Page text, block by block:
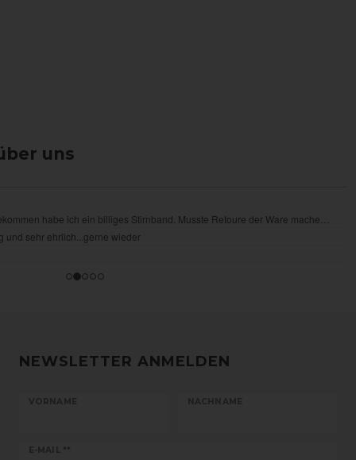
uns
NEWSLETTER ANMELDEN
VORNAME NACHNAME
E-MAIL **
Newsletter